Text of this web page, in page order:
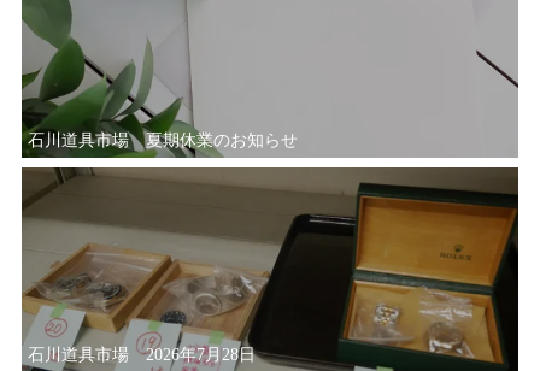
石川道具市場 夏期休業のお知らせ
石川道具市場 2026年7月28日